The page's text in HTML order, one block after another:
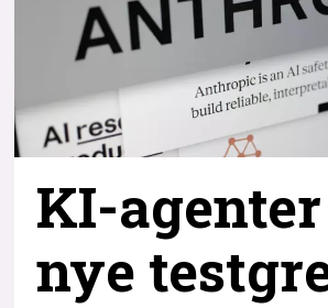
KI-
nye